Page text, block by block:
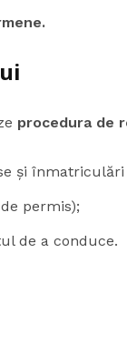
procedura de
și înmatriculări
permis);
de a conduce.